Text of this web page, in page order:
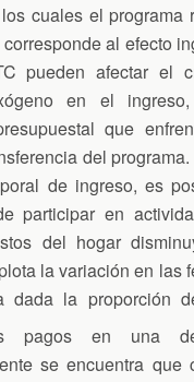
cuales el programa
al efecto
pueden afectar el
en el
que
del
de ingreso, es
participar en
del hogar
la variación en las
dada la proporción
pagos en una
se encuentra que